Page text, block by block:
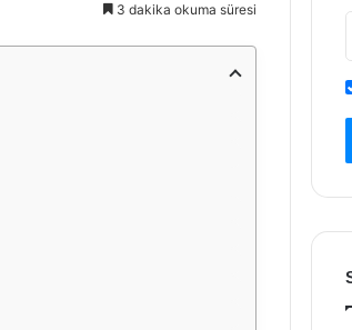
3 dakika okuma süresi